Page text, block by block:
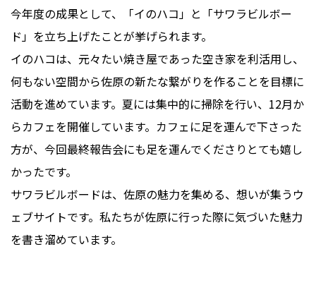
今年度の成果として、「イのハコ」と「サワラビルボー
ド」を立ち上げたことが挙げられます。
イのハコは、元々たい焼き屋であった空き家を利活用し、
何もない空間から佐原の新たな繋がりを作ることを目標に
活動を進めています。夏には集中的に掃除を行い、12月か
らカフェを開催しています。カフェに足を運んで下さった
方が、今回最終報告会にも足を運んでくださりとても嬉し
かったです。
サワラビルボードは、佐原の魅力を集める、想いが集うウ
ェブサイト​​です。私たちが佐原に行った際に気づいた魅力
を書き溜めています。